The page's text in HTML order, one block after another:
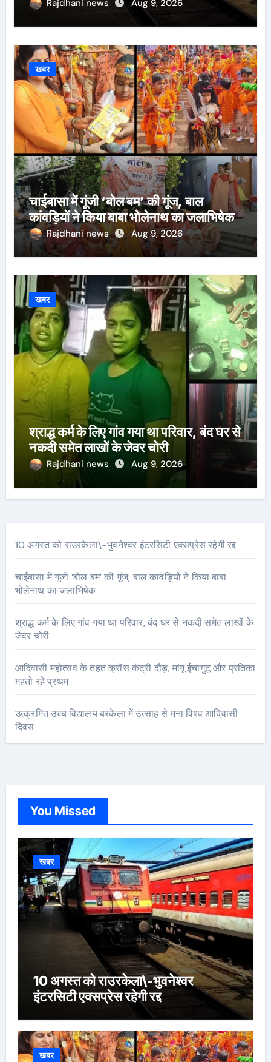
Rajdhani news Aug 9, 2026
खबर
चाईबासा में गूंजी ‘बोल बम’ की गूंज, बाल
कांवड़ियों ने किया बाबा भोलेनाथ का जलाभिषेक
Rajdhani news Aug 9, 2026
खबर
श्राद्ध कर्म के लिए गांव गया था परिवार, बंद घर से
नकदी समेत लाखों के जेवर चोरी
Rajdhani news Aug 9, 2026
10 अगस्त को राउरकेला\-भुवनेश्वर इंटरसिटी एक्सप्रेस रहेगी रद्द
चाईबासा में गूंजी ‘बोल बम’ की गूंज, बाल कांवड़ियों ने किया बाबा
भोलेनाथ का जलाभिषेक
श्राद्ध कर्म के लिए गांव गया था परिवार, बंद घर से नकदी समेत लाखों के
जेवर चोरी
आदिवासी महोत्सव के तहत क्रॉस कंट्री दौड़, मांगू ईचागुटू और प्रतिका
महतो रहे प्रथम
उत्क्रमित उच्च विद्यालय बरकेला में उत्साह से मना विश्व आदिवासी
दिवस
You Missed
खबर
10 अगस्त को राउरकेला\-भुवनेश्वर
इंटरसिटी एक्सप्रेस रहेगी रद्द
खबर